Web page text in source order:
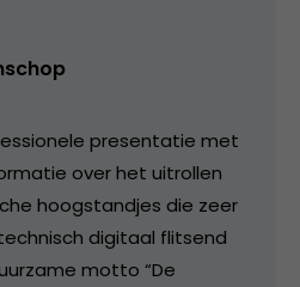
presentatie met
over het uitrollen
hoogstandjes die zeer
digitaal flitsend
motto “De